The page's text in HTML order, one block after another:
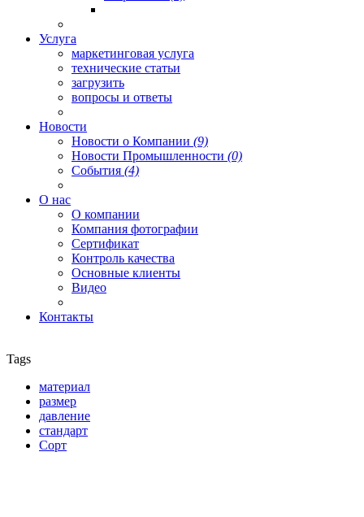
Услуга
маркетинговая услуга
технические статьи
загрузить
вопросы и ответы
Новости
Новости о Компании (9)
Новости Промышленности (0)
События (4)
О нас
О компании
Компания фотографии
Сертификат
Контроль качества
Основные клиенты
Видео
Контакты
Tags
материал
размер
давление
стандарт
Сорт